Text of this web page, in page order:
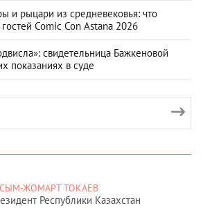
и рыцари из средневековья: что
Comic Con Astana 2026
свидетельница Бажкеновой
показаниях в суде
ЖОМАРТ ТОКАЕВ
Республики Казахстан